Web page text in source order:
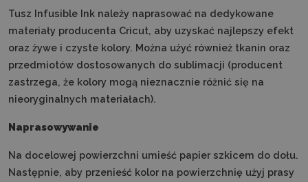
Tusz Infusible Ink należy naprasować na dedykowane
materiały producenta Cricut, aby uzyskać najlepszy efekt
oraz żywe i czyste kolory. Można użyć również tkanin oraz
przedmiotów dostosowanych do sublimacji (producent
zastrzega, że kolory mogą nieznacznie różnić się na
nieoryginalnych materiałach).
Naprasowywanie
Na docelowej powierzchni umieść papier szkicem do dołu.
Następnie, aby przenieść kolor na powierzchnię użyj prasy